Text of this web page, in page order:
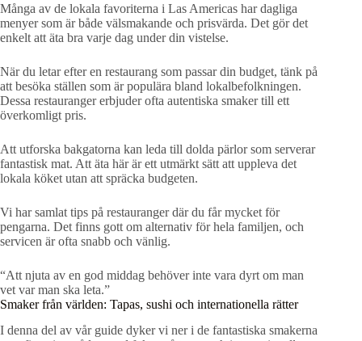
Många av de lokala favoriterna i Las Americas har dagliga
menyer som är både välsmakande och prisvärda. Det gör det
enkelt att äta bra varje dag under din vistelse.
När du letar efter en restaurang som passar din budget, tänk på
att besöka ställen som är populära bland lokalbefolkningen.
Dessa restauranger erbjuder ofta autentiska smaker till ett
överkomligt pris.
Att utforska bakgatorna kan leda till dolda pärlor som serverar
fantastisk mat. Att äta här är ett utmärkt sätt att uppleva det
lokala köket utan att spräcka budgeten.
Vi har samlat tips på restauranger där du får mycket för
pengarna. Det finns gott om alternativ för hela familjen, och
servicen är ofta snabb och vänlig.
“Att njuta av en god middag behöver inte vara dyrt om man
vet var man ska leta.”
Smaker från världen: Tapas, sushi och internationella rätter
I denna del av vår guide dyker vi ner i de fantastiska smakerna